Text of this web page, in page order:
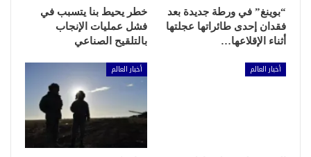
“بوينغ” في ورطة جديدة بعد
فقدان إحدى طائراتها عجلتها
أثناء الإقلاعها…
خطر يحيط بنا يتسبب في
فشل عمليات الإنجاب
بالتلقيح الصناعي
أخبار العالم أخبار العالم